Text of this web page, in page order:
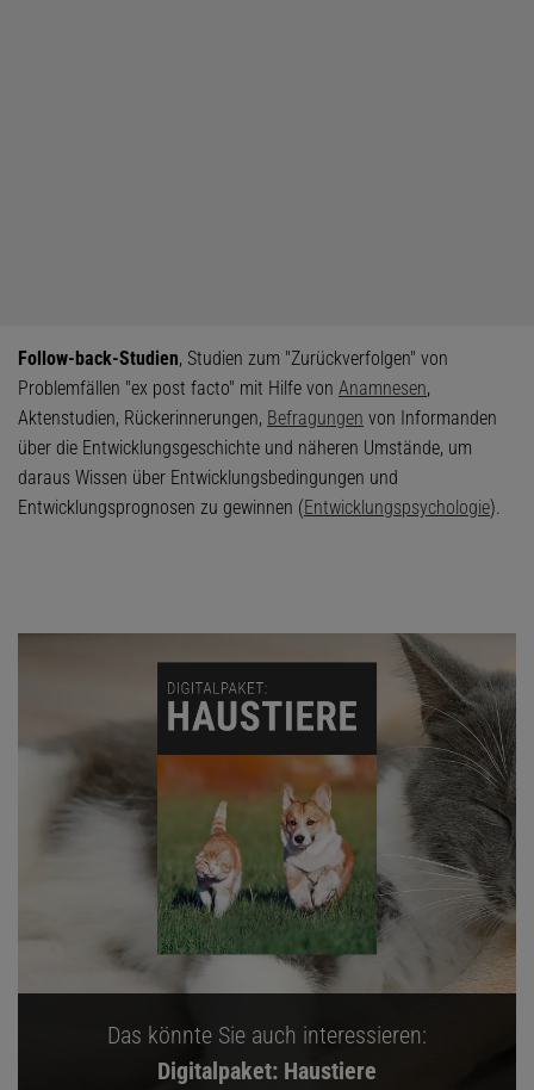
Follow-back-Studien, Studien zum "Zurückverfolgen" von
Problemfällen "ex post facto" mit Hilfe von Anamnesen,
Aktenstudien, Rückerinnerungen, Befragungen von Informanden
über die Entwicklungsgeschichte und näheren Umstände, um
daraus Wissen über Entwicklungsbedingungen und
Entwicklungsprognosen zu gewinnen (Entwicklungspsychologie).
Das könnte Sie auch interessieren:
Digitalpaket: Haustiere